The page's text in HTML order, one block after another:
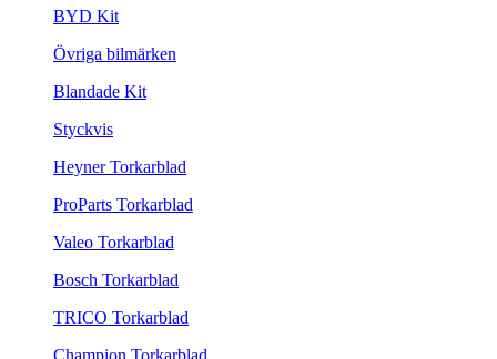
BYD Kit
Övriga bilmärken
Blandade Kit
Styckvis
Heyner Torkarblad
ProParts Torkarblad
Valeo Torkarblad
Bosch Torkarblad
TRICO Torkarblad
Champion Torkarblad